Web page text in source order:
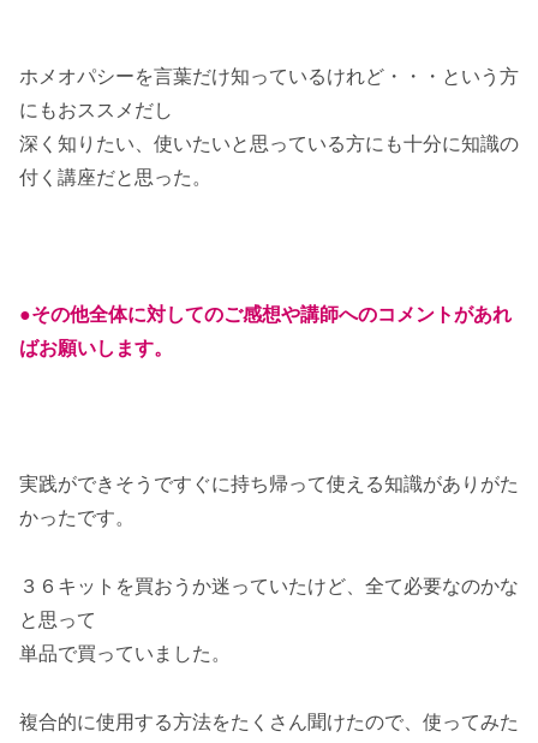
ホメオパシーを言葉だけ知っているけれど・・・という方
にもおススメだし
深く知りたい、使いたいと思っている方にも十分に知識の
付く講座だと思った。
●その他全体に対してのご感想や講師へのコメントがあれ
ばお願いします。
実践ができそうですぐに持ち帰って使える知識がありがた
かったです。
３６キットを買おうか迷っていたけど、全て必要なのかな
と思って
単品で買っていました。
複合的に使用する方法をたくさん聞けたので、使ってみた